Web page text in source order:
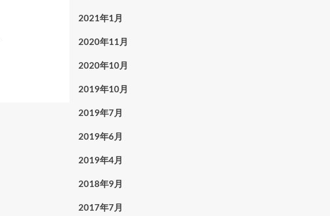
2021年1月
2020年11月
2020年10月
2019年10月
2019年7月
2019年6月
2019年4月
2018年9月
2017年7月